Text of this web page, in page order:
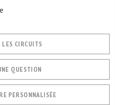
LES CIRCUITS
QUESTION
PERSONNALISÉE